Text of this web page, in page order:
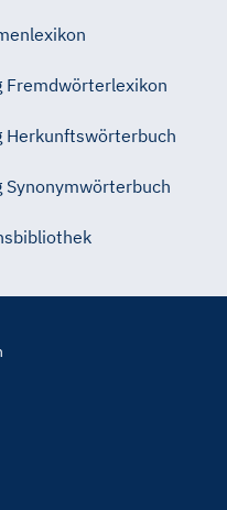
Fremdwörterlexikon
Herkunftswörterbuch
Synonymwörterbuch